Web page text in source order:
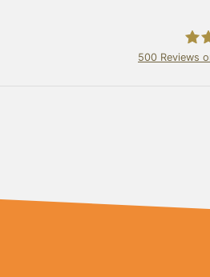
500 Reviews